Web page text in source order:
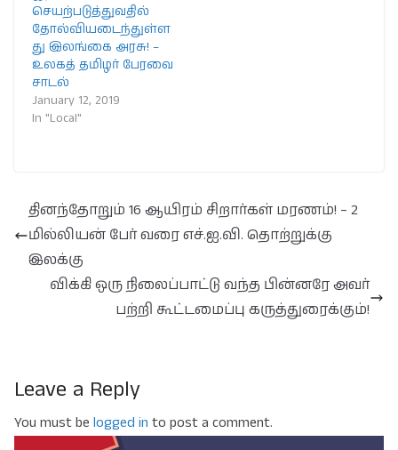
செயற்படுத்துவதில்
தோல்வியடைந்துள்ள
து இலங்கை அரசு! –
உலகத் தமிழர் பேரவை
சாடல்
January 12, 2019
In "Local"
தினந்தோறும் 16 ஆயிரம் சிறார்கள் மரணம்! – 2
மில்லியன் பேர் வரை எச்.ஐ.வி. தொற்றுக்கு
இலக்கு
விக்கி ஒரு நிலைப்பாட்டு வந்த பின்னரே அவர்
பற்றி கூட்டமைப்பு கருத்துரைக்கும்!
Leave a Reply
You must be logged in to post a comment.